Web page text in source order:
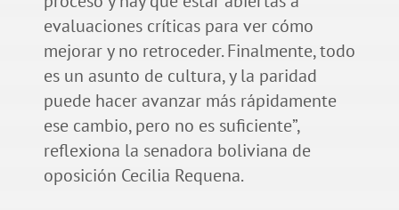
evaluaciones críticas para ver cómo
mejorar y no retroceder. Finalmente, todo
es un asunto de cultura, y la paridad
puede hacer avanzar más rápidamente
ese cambio, pero no es suficiente”,
reflexiona la senadora boliviana de
oposición Cecilia Requena.